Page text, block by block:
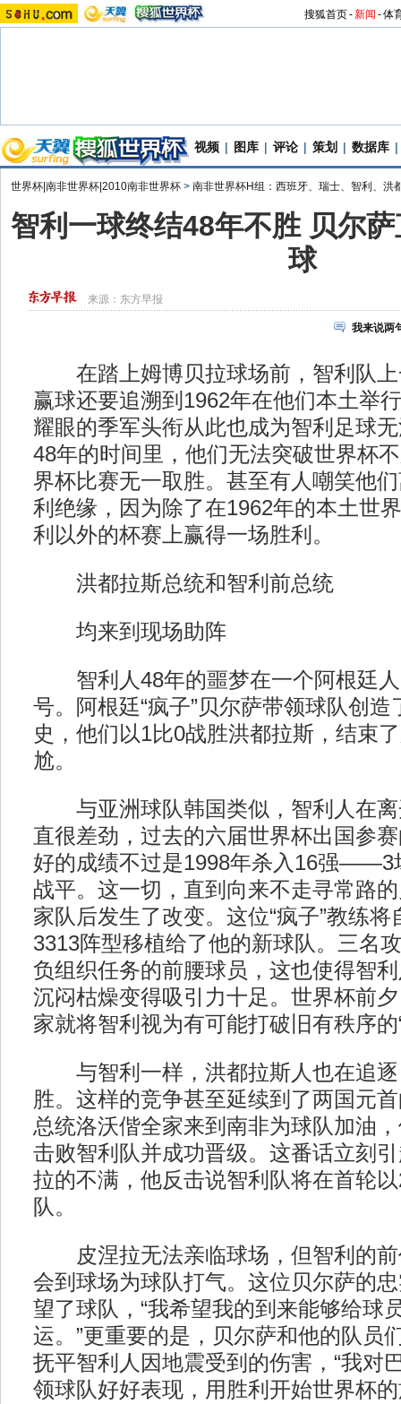
搜狐首页-新闻 -体
视频 | 图库 | 评论 | 策划 | 数据库 |
世界杯|南非世界杯|2010南非世界杯 > 南非世界杯H组：西班牙、瑞士、智利、洪
智利一球终结48年不胜 贝尔
球
来源： 东方早报
我来说两
在踏上姆博贝拉球场前，智利队上
赢球还要追溯到1962年在他们本土举
耀眼的季军头衔从此也成为智利足球
48年的时间里，他们无法突破世界杯
界杯比赛无一取胜。甚至有人嘲笑他
利绝缘，因为除了在1962年的本土世
利以外的杯赛上赢得一场胜利。
洪都拉斯总统和智利前总统
均来到现场助阵
智利人48年的噩梦在一个阿根廷人
号。阿根廷“疯子”贝尔萨带领球队创
史，他们以1比0战胜洪都拉斯，结束
尬。
与亚洲球队韩国类似，智利人在离
直很差劲，过去的六届世界杯出国参
好的成绩不过是1998年杀入16强——3
战平。这一切，直到向来不走寻常路
家队后发生了改变。这位“疯子”教练
3313阵型移植给了他的新球队。三名
负组织任务的前腰球员，这也使得智
沉闷枯燥变得吸引力十足。世界杯前
家就将智利视为有可能打破旧有秩序的
与智利一样，洪都拉斯人也在追逐
胜。这样的竞争甚至延续到了两国元
总统洛沃偕全家来到南非为球队加油
击败智利队并成功晋级。这番话立刻
拉的不满，他反击说智利队将在首轮
队。
皮涅拉无法亲临球场，但智利的前
会到球场为球队打气。这位贝尔萨的
望了球队，“我希望我的到来能够给球
运。”更重要的是，贝尔萨和他的队员
抚平智利人因地震受到的伤害，“我对
领球队好好表现，用胜利开始世界杯